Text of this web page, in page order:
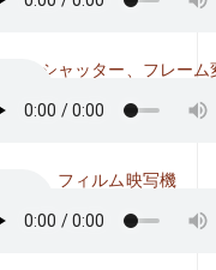
カメラシャッター、フレーム
フィルム映写機